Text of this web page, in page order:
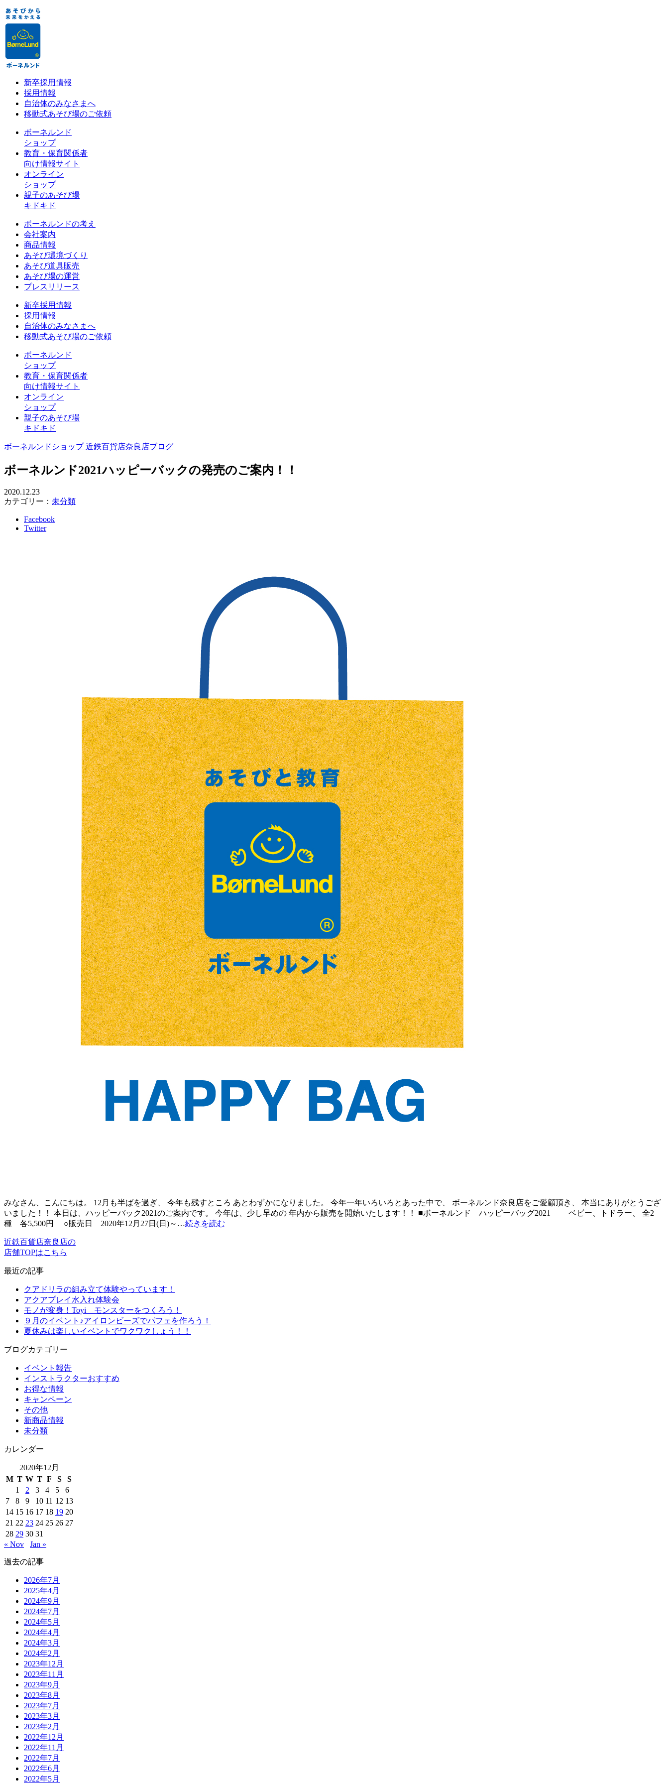
新卒採用情報
採用情報
自治体のみなさまへ
移動式あそび場のご依頼
ボーネルンド
ショップ
教育・保育関係者
向け情報サイト
オンライン
ショップ
親子のあそび場
キドキド
ボーネルンドの考え
会社案内
商品情報
あそび環境づくり
あそび道具販売
あそび場の運営
プレスリリース
新卒採用情報
採用情報
自治体のみなさまへ
移動式あそび場のご依頼
ボーネルンド
ショップ
教育・保育関係者
向け情報サイト
オンライン
ショップ
親子のあそび場
キドキド
ボーネルンドショップ 近鉄百貨店奈良店ブログ
ボーネルンド2021ハッピーバックの発売のご案内！！
2020.12.23
カテゴリー： 未分類
Facebook
Twitter
みなさん、こんにちは。 12月も半ばを過ぎ、 今年も残すところ あとわずかになりました。 今年一年いろいろとあった中で、 ボーネルンド奈良店をご愛顧頂き、 本当にありがとうござ
いました！！ 本日は、ハッピーバック2021のご案内です。 今年は、少し早めの 年内から販売を開始いたします！！ ■ボーネルンド ハッピーバッグ2021 ベビー、トドラー、 全2
種 各5,500円 ○販売日 2020年12月27日(日)～…続きを読む
近鉄百貨店奈良店の
店舗TOPはこちら
最近の記事
クアドリラの組み立て体験やっています！
アクアプレイ水入れ体験会
モノが変身！Toyi モンスターをつくろう！
９月のイベント♪アイロンビーズでパフェを作ろう！
夏休みは楽しいイベントでワクワクしょう！！
ブログカテゴリー
イベント報告
インストラクターおすすめ
お得な情報
キャンペーン
その他
新商品情報
未分類
カレンダー
2020年12月
M T W T F S
S
1
2 3 4 5
6
7
8 9 10 11 12 13
14 15 16 17 18 19 20
21 22 23 24 25 26 27
28 29 30 31
« Nov
Jan »
過去の記事
2026年7月
2025年4月
2024年9月
2024年7月
2024年5月
2024年4月
2024年3月
2024年2月
2023年12月
2023年11月
2023年9月
2023年8月
2023年7月
2023年3月
2023年2月
2022年12月
2022年11月
2022年7月
2022年6月
2022年5月